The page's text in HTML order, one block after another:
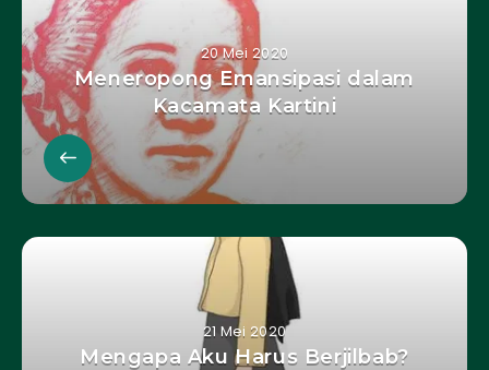
20 Mei 2020
Meneropong Emansipasi dalam
Kacamata Kartini
21 Mei 2020
Mengapa Aku Harus Berjilbab?